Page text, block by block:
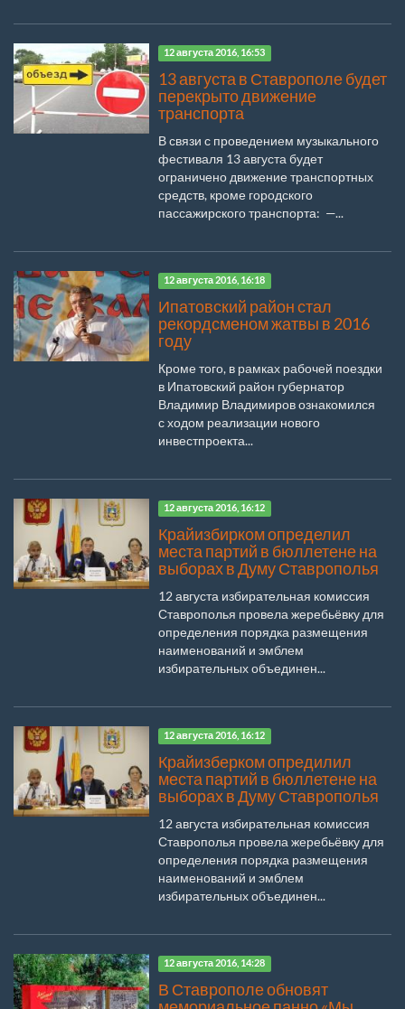
12 августа 2016, 16:53
13 августа в Ставрополе будет
перекрыто движение
транспорта
В связи с проведением музыкального
фестиваля 13 августа будет
ограничено движение транспортных
средств, кроме городского
пассажирского транспорта: —...
12 августа 2016, 16:18
Ипатовский район стал
рекордсменом жатвы в 2016
году
Кроме того, в рамках рабочей поездки
в Ипатовский район губернатор
Владимир Владимиров ознакомился
с ходом реализации нового
инвестпроекта...
12 августа 2016, 16:12
Крайизбирком определил
места партий в бюллетене на
выборах в Думу Ставрополья
12 августа избирательная комиссия
Ставрополья провела жеребьёвку для
определения порядка размещения
наименований и эмблем
избирательных объединен...
12 августа 2016, 16:12
Крайизберком опредилил
места партий в бюллетене на
выборах в Думу Ставрополья
12 августа избирательная комиссия
Ставрополья провела жеребьёвку для
определения порядка размещения
наименований и эмблем
избирательных объединен...
12 августа 2016, 14:28
В Ставрополе обновят